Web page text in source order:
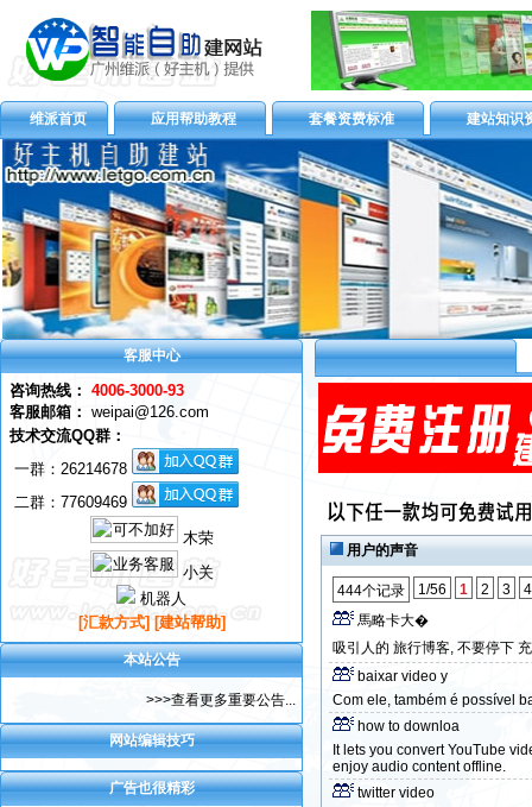
维派首页 应用帮助教程 套餐资费标准 建站知识
客服中心
咨询热线： 4006-3000-93
客服邮箱： weipai@126.com
技术交流QQ群：
一群： 26214678
二群：77609469
木荣
小关
机器人
[汇款方式] [建站帮助]
本站公告
>>>查看更多重要公告...
网站编辑技巧
广告也很精彩
用户的声音
444个记录 1/56 1 2 3
4
馬略卡大�
吸引人的 旅行博客, 不要停下
baixar video y
Com ele, também é possível
how to downloa
It lets you convert YouTube
enjoy audio content offline.
twitter video